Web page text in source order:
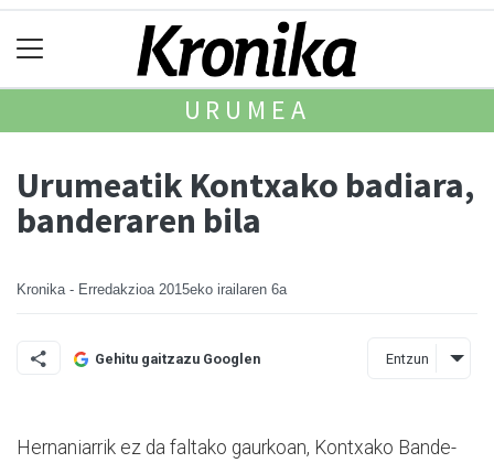
URUMEA
Urumeatik Kontxako badiara,
banderaren bila
Kronika - Erredakzioa 2015eko irailaren 6a
Gehitu gaitzazu Googlen Entzun
Her­naniarrik ez da faltako gaurkoan, Kontxako Ban­de­